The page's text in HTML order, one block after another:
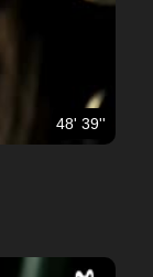
48' 39''